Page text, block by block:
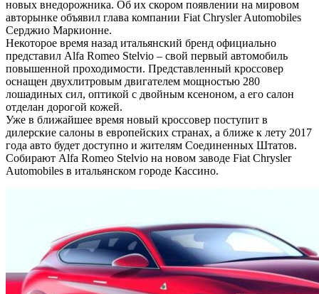
новых внедорожника. Об их скором появлении на мировом
авторынке объявил глава компании Fiat Chrysler Automobiles
Серджио Маркионне.
Некоторое время назад итальянский бренд официально
представил Alfa Romeo Stelvio – свой первый автомобиль
повышенной проходимости. Представленный кроссовер
оснащен двухлитровым двигателем мощностью 280
лошадиных сил, оптикой с двойным ксеноном, а его салон
отделан дорогой кожей.
Уже в ближайшее время новый кроссовер поступит в
дилерские салоны в европейских странах, а ближе к лету 2017
года авто будет доступно и жителям Соединенных Штатов.
Собирают Alfa Romeo Stelvio на новом заводе Fiat Chrysler
Automobiles в итальянском городе Кассино.